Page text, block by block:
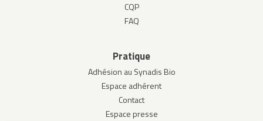
CQP
FAQ
Pratique
Adhésion au Synadis Bio
Espace adhérent
Contact
Espace presse